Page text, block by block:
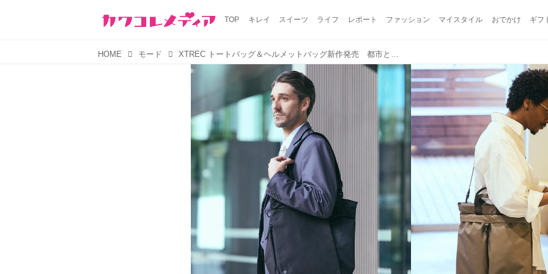
TOP キレイ スイーツ ライフ レポート ファッション マイスタイル おでかけ ギフ
HOME モード XTREC トートバッグ＆ヘルメットバッグ新作発売 都市と旅をつなぐ高機能アーバンバッグ